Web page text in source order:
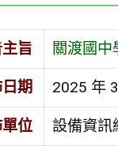
旨 關渡國
期 2025 年
位 設備資訊